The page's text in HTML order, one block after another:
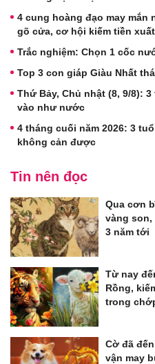
4 cung hoàng đạo may mắn
gõ cửa, cơ hội kiếm tiền
Trắc nghiệm: Chọn 1 cốc
Top 3 con giáp Giàu Nhất
Thứ Bảy, Chủ nhật (8, 9/8):
vào như nước
4 tháng cuối năm 2026: 3
không cản được
Tin nên đọc
Qua cơn
vàng
3 năm tới
Từ nay
Rồng,
trong
Cờ đã
vận may